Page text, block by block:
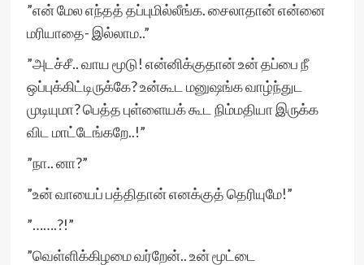
”என் மேல எந்தத் தப்புமில்லீங்க. சைலாதான் என்னை
மரியாதை- இல்லாம..”
”அடச்சீ.. வாய மூடு! என்னிக்குதான் உன் தப்பை நீ
ஒப்புக்கிட்டிருக்கே? உன்கூட மனுஷங்க வாழ்ந்துட
முடியுமா? பெத்த புள்ளையக் கூட நிம்மதியா இருக்க
விட மாட்டேங்கறே..!”
”நா.. னா?”
”உன் வாயைப் பத்திதான் எனக்குத் தெரியுமே!”
”…….?!”
”வெள்ளிக்கிழமை வர்றேன்.. உன் மூட்டை